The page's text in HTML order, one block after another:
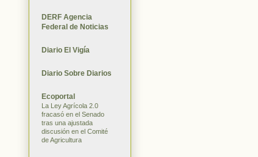
DERF Agencia
Federal de Noticias
Diario El Vigía
Diario Sobre Diarios
Ecoportal
La Ley Agrícola 2.0
fracasó en el Senado
tras una ajustada
discusión en el Comité
de Agricultura